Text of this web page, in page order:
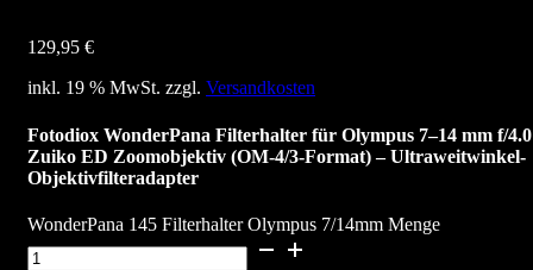
129,95 €
inkl. 19 % MwSt. zzgl. Versandkosten
Fotodiox WonderPana Filterhalter für Olympus 7–14 mm f/4.0
Zuiko ED Zoomobjektiv (OM-4/3-Format) – Ultraweitwinkel-
Objektivfilteradapter
WonderPana 145 Filterhalter Olympus 7/14mm Menge